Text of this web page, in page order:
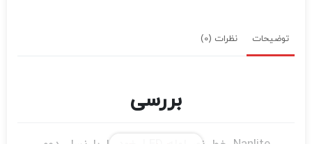
توضیحات نظرات (0)
بررسی